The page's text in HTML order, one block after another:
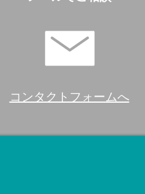
コンタクトフォームへ